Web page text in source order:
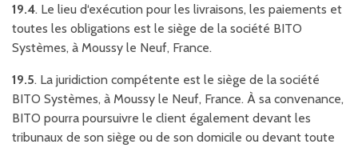
19.4. Le lieu d‘exécution pour les livraisons, les paiements et
toutes les obligations est le siège de la société BITO
Systèmes, à Moussy le Neuf, France.
19.5. La juridiction compétente est le siège de la société
BITO Systèmes, à Moussy le Neuf, France. À sa convenance,
BITO pourra poursuivre le client également devant les
tribunaux de son siège ou de son domicile ou devant toute